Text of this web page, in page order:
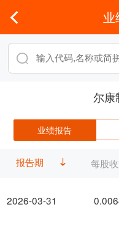
尔康
业绩报告
报告期
2026-03-31
每股